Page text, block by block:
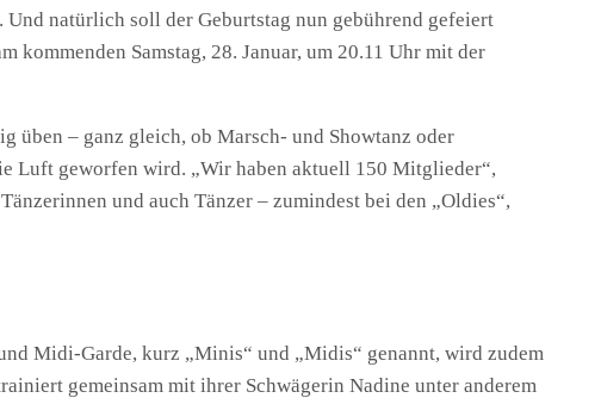
natürlich soll der Geburtstag nun gebührend gefeiert
Samstag, 28. Januar, um 20.11 Uhr mit der
üben – ganz gleich, ob Marsch- und Showtanz oder
Luft geworfen wird. „Wir haben aktuell 150 Mitglieder“,
und auch Tänzer – zumindest bei den „Oldies“,
Midi-Garde, kurz „Minis“ und „Midis“ genannt, wird zudem
gemeinsam mit ihrer Schwägerin Nadine unter anderem